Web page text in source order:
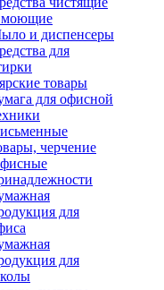
и диспенсеры
для
товары
для офисной
черчение
для
для